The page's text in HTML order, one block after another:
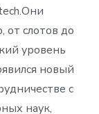
от слотов до
уровень
новый
с
наук,